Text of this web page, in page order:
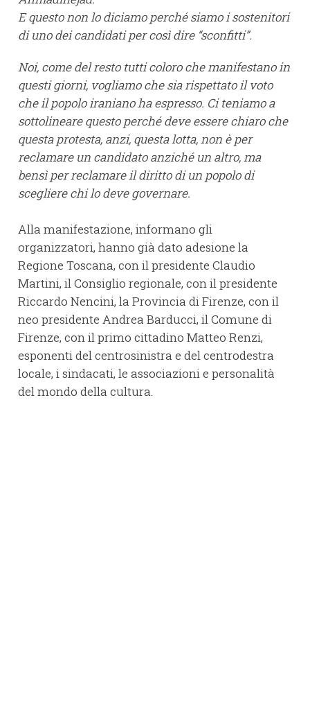
E questo non lo diciamo perché siamo i sostenitori
di uno dei candidati per così dire “sconfitti”.
Noi, come del resto tutti coloro che manifestano in
questi giorni, vogliamo che sia rispettato il voto
che il popolo iraniano ha espresso. Ci teniamo a
sottolineare questo perché deve essere chiaro che
questa protesta, anzi, questa lotta, non è per
reclamare un candidato anziché un altro, ma
bensì per reclamare il diritto di un popolo di
scegliere chi lo deve governare.
Alla manifestazione, informano gli
organizzatori, hanno già dato adesione la
Regione Toscana, con il presidente Claudio
Martini, il Consiglio regionale, con il presidente
Riccardo Nencini, la Provincia di Firenze, con il
neo presidente Andrea Barducci, il Comune di
Firenze, con il primo cittadino Matteo Renzi,
esponenti del centrosinistra e del centrodestra
locale, i sindacati, le associazioni e personalità
del mondo della cultura.